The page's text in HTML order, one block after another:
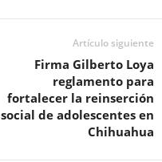
Artículo siguiente
Firma Gilberto Loya
reglamento para
fortalecer la reinserción
social de adolescentes en
Chihuahua